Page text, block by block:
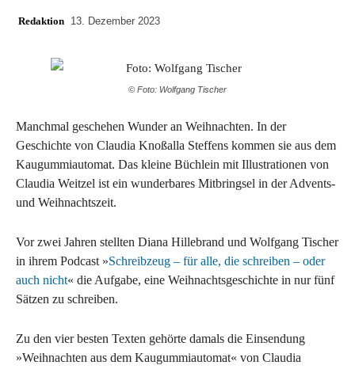
Redaktion 13. Dezember 2023
© Foto: Wolfgang Tischer
Manchmal geschehen Wunder an Weihnachten. In der
Geschichte von Claudia Knoßalla Steffens kommen sie aus dem
Kaugummiautomat. Das kleine Büchlein mit Illustrationen von
Claudia Weitzel ist ein wunderbares Mitbringsel in der Advents-
und Weihnachtszeit.
Vor zwei Jahren stellten Diana Hillebrand und Wolfgang Tischer
in ihrem Podcast »Schreibzeug – für alle, die schreiben – oder
auch nicht« die Aufgabe, eine Weihnachtsgeschichte in nur fünf
Sätzen zu schreiben.
Zu den vier besten Texten gehörte damals die Einsendung
»Weihnachten aus dem Kaugummiautomat« von Claudia